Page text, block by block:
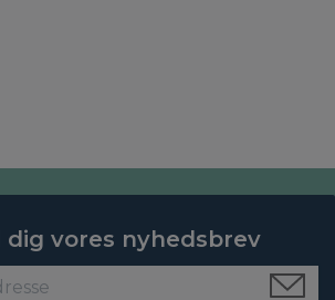
dig vores nyhedsbrev